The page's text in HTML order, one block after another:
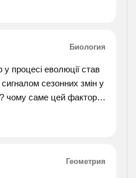
Биология
процесі еволюції став
сезонних змін у
чому саме цей фактор ,
Геометрия